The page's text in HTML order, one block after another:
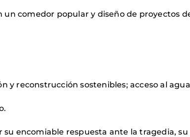
comedor popular y diseño de proyectos
reconstrucción sostenibles; acceso al
su encomiable respuesta ante la tragedia,